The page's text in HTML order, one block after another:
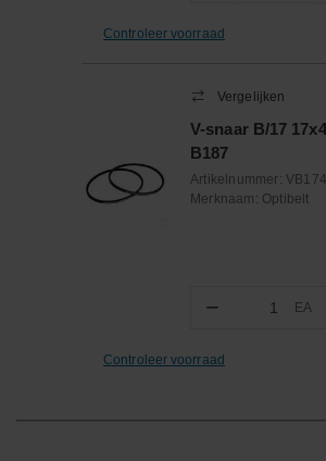
Controleer voorraad
Vergelijken
V-snaar B/17
B187
Artikelnummer:
Merknaam: Optibelt
− Aantal
EA
Controleer voorraad